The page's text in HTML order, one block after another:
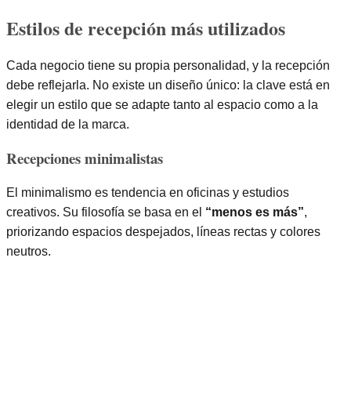
Estilos de recepción más utilizados
Cada negocio tiene su propia personalidad, y la recepción
debe reflejarla. No existe un diseño único: la clave está en
elegir un estilo que se adapte tanto al espacio como a la
identidad de la marca.
Recepciones minimalistas
El minimalismo es tendencia en oficinas y estudios
creativos. Su filosofía se basa en el “menos es más”,
priorizando espacios despejados, líneas rectas y colores
neutros.